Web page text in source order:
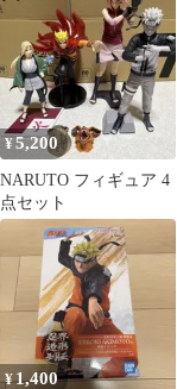
¥5,200
NARUTO フィギュア 4
点セット
¥1,400